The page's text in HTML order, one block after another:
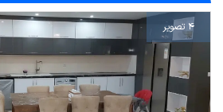
4 تصویر